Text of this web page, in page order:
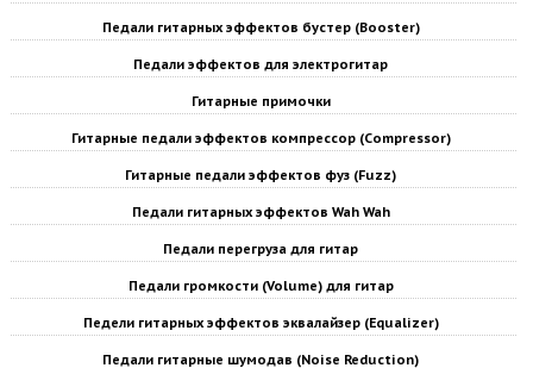
Педали гитарных эффектов бустер (Booster)
Педали эффектов для электрогитар
Гитарные примочки
Гитарные педали эффектов компрессор (Compressor)
Гитарные педали эффектов фуз (Fuzz)
Педали гитарных эффектов Wah Wah
Педали перегруза для гитар
Педали громкости (Volume) для гитар
Педели гитарных эффектов эквалайзер (Equalizer)
Педали гитарные шумодав (Noise Reduction)